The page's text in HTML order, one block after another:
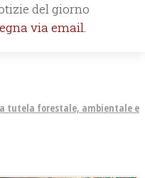
del giorno
via email.
tutela forestale, ambientale e